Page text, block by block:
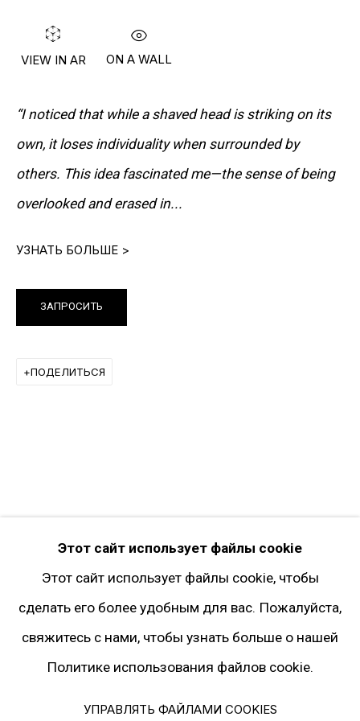
ПОДПИСАТЬСЯ НА НАС
Facebook*
Instagram*
* принадлежит компании Meta, признанной
экстремистской и запрещённой на
территории РФ
Политика конфиденциальности
Управлять файлами cookies
© 2026 ГАЛЕРЕЯ ГАРИ ТАТИНЦЯНА. ВСЕ ПРАВА ЗАЩИЩЕНЫ
Этот сайт использует файлы cookie
Этот сайт использует файлы cookie, чтобы
сделать его более удобным для вас. Пожалуйста,
свяжитесь с нами, чтобы узнать больше о нашей
Политике использования файлов cookie.
УПРАВЛЯТЬ ФАЙЛАМИ COOKIES
VIEW IN AR ON A WALL
“I noticed that while a shaved head is striking on its
own, it loses individuality when surrounded by
others. This idea fascinated me—the sense of being
overlooked and erased in...
УЗНАТЬ БОЛЬШЕ >
ЗАПРОСИТЬ
ПОДЕЛИТЬСЯ